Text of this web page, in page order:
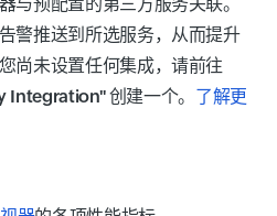
警推送到所选服务，从而提升
尚未设置任何集成，请前往
Integration"创建一个。 了解更